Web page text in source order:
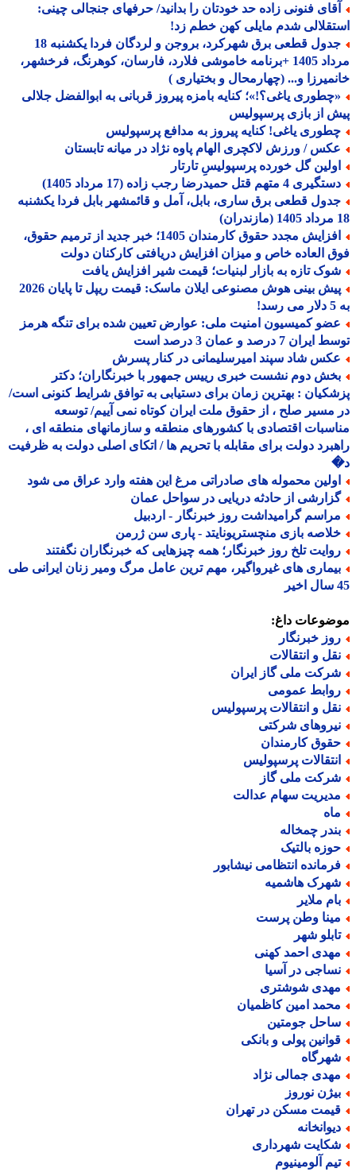
فنونی زاده حد خودتان را بدانید/ حرفهای جنجالی چینی:
شدم مایلی کهن خطم زد!
جدول قطعی برق شهرکرد، بروجن و لردگان فردا یکشنبه 18
مرداد 1405 +برنامه خاموشی فلارد، فارسان، کوهرنگ، فرخشهر،
و... (چهارمحال و بختیاری )
یاغی؟!»؛ کنایه بامزه پیروز قربانی به ابوالفضل جلالی
از بازی پرسپولیس
یاغی! کنایه پیروز به مدافع پرسپولیس
/ ورزش لاکچری الهام پاوه نژاد در میانه تابستان
گل خورده پرسپولیسِ تارتار
4 متهم قتل حمیدرضا رجب زاده (17 مرداد 1405)
قطعی برق ساری، بابل، آمل و قائمشهر بابل فردا یکشنبه
افزایش مجدد حقوق کارمندان 1405؛ خبر جدید از ترمیم حقوق،
العاده خاص و میزان افزایش دریافتی کارکنان دولت
تازه به بازار لبنیات؛ قیمت شیر افزایش یافت
پیش بینی هوش مصنوعی ایلان ماسک: قیمت ریپل تا پایان 2026
کمیسیون امنیت ملی: عوارض تعیین شده برای تنگه هرمز
7 درصد و عمان 3 درصد است
شاد سپند امیرسلیمانی در کنار پسرش
دوم نشست خبری رییس جمهور با خبرنگاران؛ دکتر
: بهترین زمان برای دستیابی به توافق شرایط کنونی است/
مسیر صلح ، از حقوق ملت ایران کوتاه نمی آییم/ توسعه
اقتصادی با کشورهای منطقه و سازمانهای منطقه ای ،
دولت برای مقابله با تحریم ها / اتکای اصلی دولت به ظرفیت
محموله های صادراتی مرغ این هفته وارد عراق می شود
از حادثه دریایی در سواحل عمان
گرامیداشت روز خبرنگار - اردبیل
بازی منچستریونایتد - پاری سن ژرمن
تلخ روز خبرنگار؛ همه چیزهایی که خبرنگاران نگفتند
های غیرواگیر، مهم ترین عامل مرگ ومیر زنان ایرانی طی
داغ:
خبرنگار
و انتقالات
ملی گاز ایران
عمومی
و انتقالات پرسپولیس
شرکتی
کارمندان
پرسپولیس
ملی گاز
سهام عدالت
چمخاله
بالتیک
انتظامی نیشابور
هاشمیه
ملایر
وطن پرست
شهر
احمد کهنی
در آسیا
شوشتری
امین کاظمیان
جومتین
پولی و بانکی
جمالی نژاد
نوروز
مسکن در تهران
شهرداری
آلومینیوم